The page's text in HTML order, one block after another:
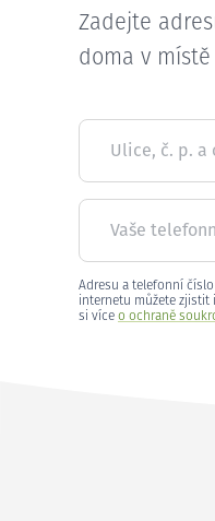
Zadejte
doma v místě
Ulice, č. p. a
Vaše
Adresu a telefonní
internetu můžete zjistit
si více o ochraně